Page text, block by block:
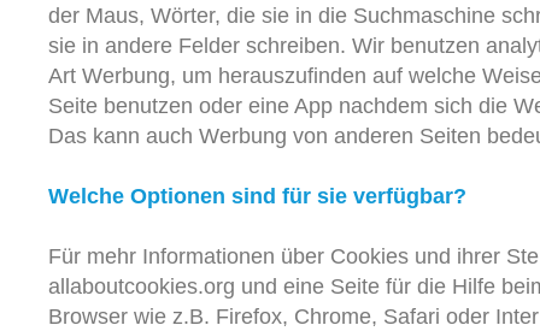
der Maus, Wörter, die sie in die Suchmaschine
sie in andere Felder schreiben. Wir benutzen
Art Werbung, um herauszufinden auf welche
Seite benutzen oder eine App nachdem sich die
Das kann auch Werbung von anderen Seiten
Welche Optionen sind für sie verfügbar?
Für mehr Informationen über Cookies und ihrer
allaboutcookies.org und eine Seite für die Hilfe
Browser wie z.B. Firefox, Chrome, Safari oder